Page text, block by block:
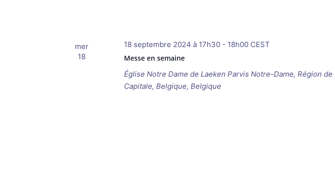
mer
18
Messe en semaine
18 septembre 2024 à 17h30- 18h00 CEST
Église Notre Dame de Laeken Parvis Notre-Dame, Région
Capitale, Belgique, Belgique